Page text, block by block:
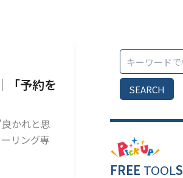
「予約を
かれと思
リング専
SEARCH
FREE TOOLS